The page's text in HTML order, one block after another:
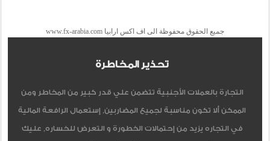
جميع الحقوق محفوظة الى اف اكس ارابيا www.fx-arabia.com
تحذير المخاطرة
التجارة بالعملات الأجنبية تتضمن علي قدر كبير من المخاطر ومن
الممكن ألا تكون مناسبة لجميع المضاربين, إستعمال الرافعة المالية
في التجاره يزيد من إحتمالات الخطورة و التعرض للخساره, عليك